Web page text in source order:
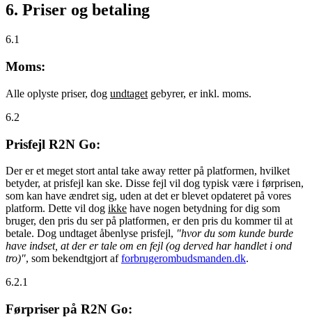
6. Priser og betaling
6.1
Moms:
Alle oplyste priser, dog undtaget gebyrer, er inkl. moms.
6.2
Prisfejl R2N Go:
Der er et meget stort antal take away retter på platformen, hvilket
betyder, at prisfejl kan ske. Disse fejl vil dog typisk være i førprisen,
som kan have ændret sig, uden at det er blevet opdateret på vores
platform. Dette vil dog ikke have nogen betydning for dig som
bruger, den pris du ser på platformen, er den pris du kommer til at
betale. Dog undtaget åbenlyse prisfejl, "hvor du som kunde burde
have indset, at der er tale om en fejl (og derved har handlet i ond
tro)", som bekendtgjort afforbrugerombudsmanden.dk.
6.2.1
Førpriser på R2N Go: